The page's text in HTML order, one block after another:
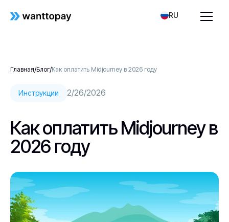
RU
Главная/Блог/Как оплатить Midjourney в 2026 году
Инструкции 2/26/2026
Как оплатить Midjourney в
2026 году